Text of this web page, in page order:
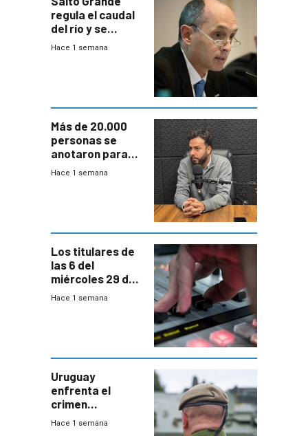
regula el caudal
del río y se
prepara para un
Hace 1 semana
Más de 20.000
personas se
anotaron para
las pruebas
Hace 1 semana
Los titulares de
las 6 del
miércoles 29 de
julio de 2026
Hace 1 semana
Uruguay
enfrenta el
crimen
organizado con
Hace 1 semana